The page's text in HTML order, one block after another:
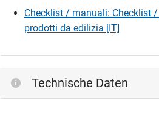
Checklist / manuali: Checklist
prodotti da edilizia [IT]
Technische Daten